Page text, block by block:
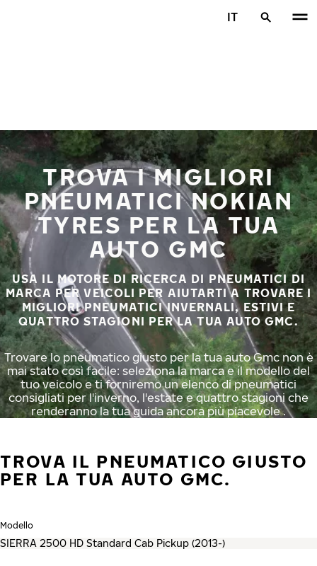
IT
TROVA I MIGLIORI
PNEUMATICI NOKIAN
TYRES PER LA TUA
AUTO GMC
USA IL MOTORE DI RICERCA DI PNEUMATICI DI
MARCA PER VEICOLI PER AIUTARTI A TROVARE I
MIGLIORI PNEUMATICI INVERNALI, ESTIVI E
QUATTRO STAGIONI PER LA TUA AUTO GMC.
Trovare lo pneumatico giusto per la tua auto Gmc non è
mai stato così facile: seleziona la marca e il modello del
tuo veicolo e ti forniremo un elenco di pneumatici
consigliati per l'inverno, l'estate e quattro stagioni che
renderanno la tua guida ancora più piacevole .
TROVA IL PNEUMATICO GIUSTO
PER LA TUA AUTO GMC.
Modello